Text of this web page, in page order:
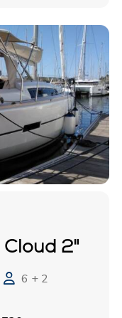
Cloud 2"
6 + 2